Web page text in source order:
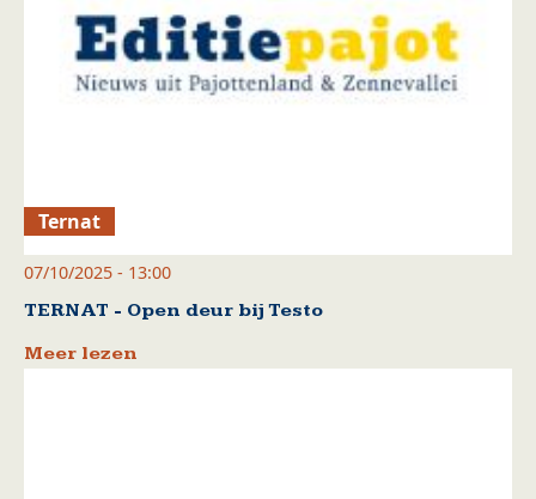
Ternat
07/10/2025 - 13:00
TERNAT - Open deur bij Testo
Meer lezen